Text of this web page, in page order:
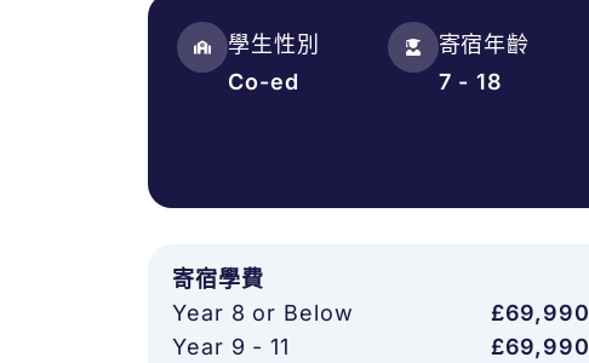
學生性別
Co-ed
寄宿年齡
7 - 18
寄宿學費
Year 8 or Below
£69,990
Year 9 - 11
£69,990